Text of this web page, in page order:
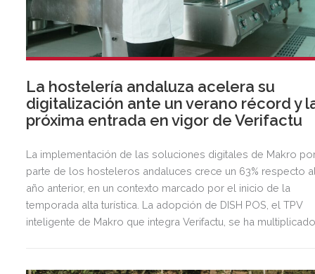
La hostelería andaluza acelera su
digitalización ante un verano récord y
próxima entrada en vigor de Verifactu
La implementación de las soluciones digitales de Makro
parte de los hosteleros andaluces crece un 63% respecto
año anterior, en un contexto marcado por el inicio de la
temporada alta turística. La adopción de DISH POS, el TPV
inteligente de Makro que integra Verifactu, se ha